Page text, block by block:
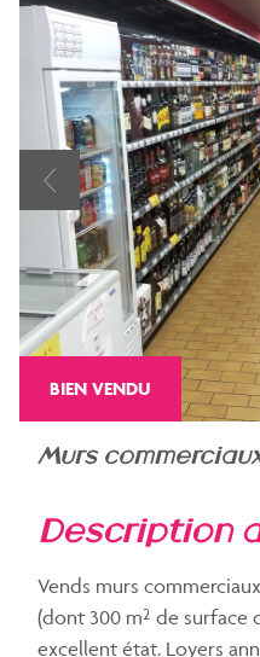
BIEN VENDU
murs
description
Vends murs
(dont 300 m² de surface
excellent état. Loyers